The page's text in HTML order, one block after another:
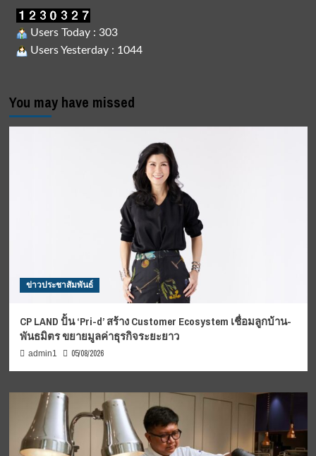
Users Today : 303
Users Yesterday : 1044
You may have missed
ข่าวประชาสัมพันธ์
CP LAND ปั้น ‘Pri-d’ สร้าง Customer Ecosystem เชื่อมลูกบ้าน-
พันธมิตร ขยายมูลค่าธุรกิจระยะยาว
admin1 05/08/2026